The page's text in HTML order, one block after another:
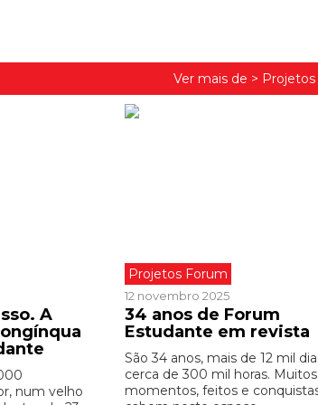
Ver mais de >
A
num velho
Projetos Forum
12 novembro 2025
34 anos de Forum
Estudante em revista
São 34 anos, mais de 12 mil
cerca de 300 mil horas. Muitos
momentos, feitos e